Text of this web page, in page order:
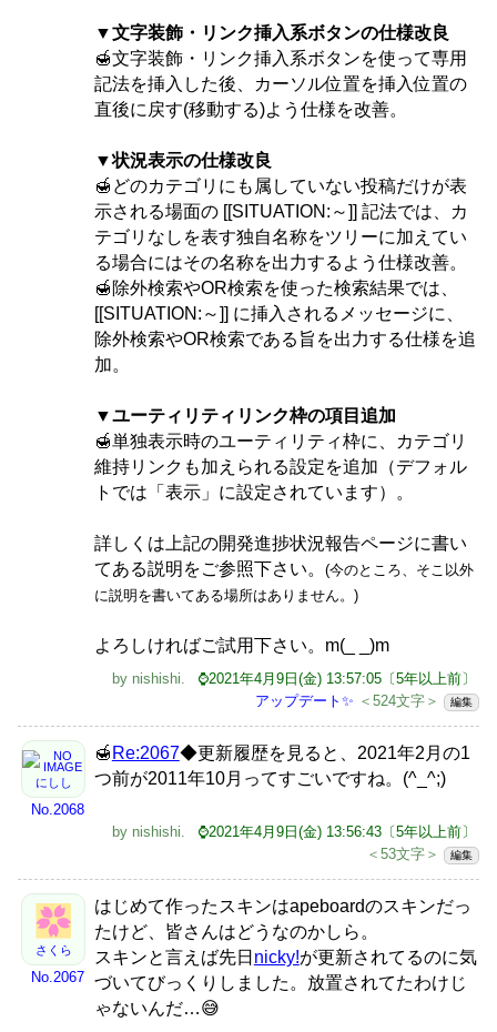
▼文字装飾・リンク挿入系ボタンの仕様改良
🍯文字装飾・リンク挿入系ボタンを使って専用
記法を挿入した後、カーソル位置を挿入位置の
直後に戻す(移動する)よう仕様を改善。
▼状況表示の仕様改良
🍯どのカテゴリにも属していない投稿だけが表
示される場面の [[SITUATION:～]] 記法では、カ
テゴリなしを表す独自名称をツリーに加えてい
る場合にはその名称を出力するよう仕様改善。
🍯除外検索やOR検索を使った検索結果では、
[[SITUATION:～]] に挿入されるメッセージに、
除外検索やOR検索である旨を出力する仕様を追
加。
▼ユーティリティリンク枠の項目追加
🍯単独表示時のユーティリティ枠に、カテゴリ
維持リンクも加えられる設定を追加（デフォル
トでは「表示」に設定されています）。
詳しくは上記の開発進捗状況報告ページに書い
てある説明をご参照下さい。 (今のところ、そこ以外
に説明を書いてある場所はありません。)
よろしければご試用下さい。m(_ _)m
by nishishi.
⌚2021年4月9日(金) 13:57:05〔5年以上前〕
アップデート✨ ＜524文字＞ 編集
にしし
No.2068
🍯 Re:2067◆更新履歴を見ると、2021年2月の1
つ前が2011年10月ってすごいですね。(^_^;)
by nishishi.
⌚2021年4月9日(金) 13:56:43〔5年以上前〕
＜53文字＞
編集
さくら
No.2067
はじめて作ったスキンはapeboardのスキンだっ
たけど、皆さんはどうなのかしら。
スキンと言えば先日 nicky!が更新されてるのに気
づいてびっくりしました。放置されてたわけじ
ゃないんだ…😅